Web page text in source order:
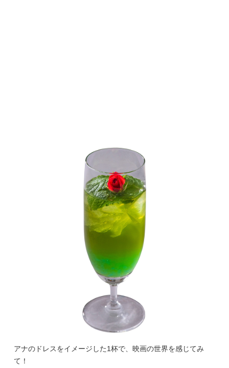
アナのドレスをイメージした1杯で、映画の世界を感じてみ
て！